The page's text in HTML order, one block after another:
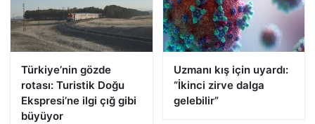
Türkiye’nin gözde
rotası: Turistik Doğu
Ekspresi’ne ilgi çığ gibi
büyüyor
Uzmanı kış için uyardı:
“İkinci zirve dalga
gelebilir”